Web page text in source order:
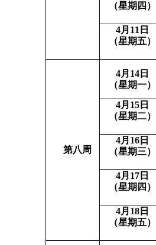
（星期四 ）
4月 11 日
（星期五）
第八周
4月 14 日
（星期一）
4月 15 日
（星期二）
4月 16 日
（星期三）
4月 17 日
（星期四 ）
4月 18 日
（星期五）